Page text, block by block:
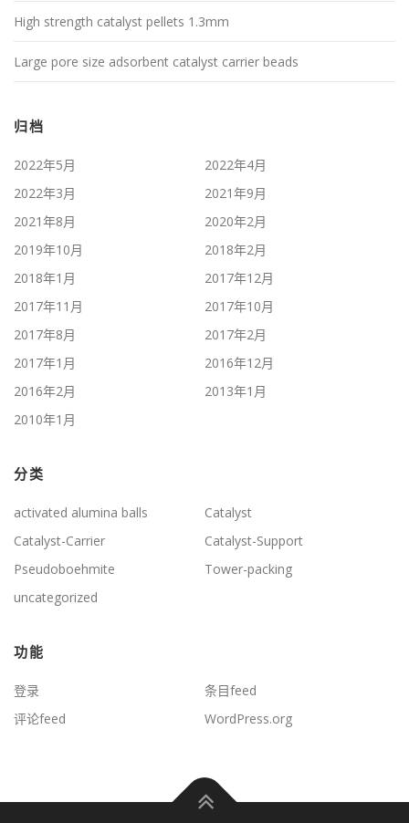
High strength catalyst pellets 1.3mm
Large pore size adsorbent catalyst carrier beads
归档
2022年5月
2022年4月
2022年3月
2021年9月
2021年8月
2020年2月
2019年10月
2018年2月
2018年1月
2017年12月
2017年11月
2017年10月
2017年8月
2017年2月
2017年1月
2016年12月
2016年2月
2013年1月
2010年1月
分类
activated alumina balls
Catalyst
Catalyst-Carrier
Catalyst-Support
Pseudoboehmite
Tower-packing
uncategorized
功能
登录
条目feed
评论feed
WordPress.org